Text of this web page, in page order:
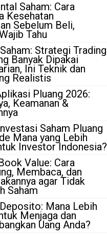
Saham: Cara
Kesehatan
Sebelum Beli,
Tahu
Strategi Trading
Banyak Dipakai
Ini Teknik dan
Realistis
Pluang 2026:
Keamanan &
Saham Pluang
Mana yang Lebih
Investor Indonesia?
Value: Cara
Membaca, dan
agar Tidak
Saham
Mana Lebih
Menjaga dan
Uang Anda?